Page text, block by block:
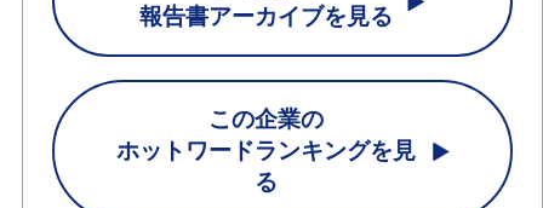
報告書アーカイブを見る
この企業の
ホットワードランキングを見
る